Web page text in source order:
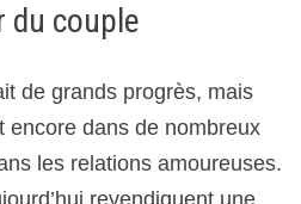
du couple
de grands progrès, mais
encore dans de nombreux
les relations amoureuses.